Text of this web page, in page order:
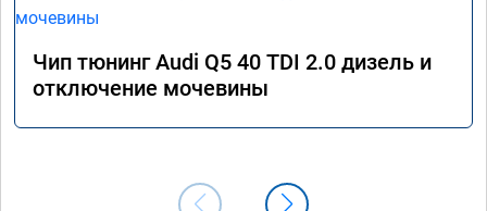
Чип тюнинг Audi Q5 40 TDI 2.0 дизель и
отключение мочевины